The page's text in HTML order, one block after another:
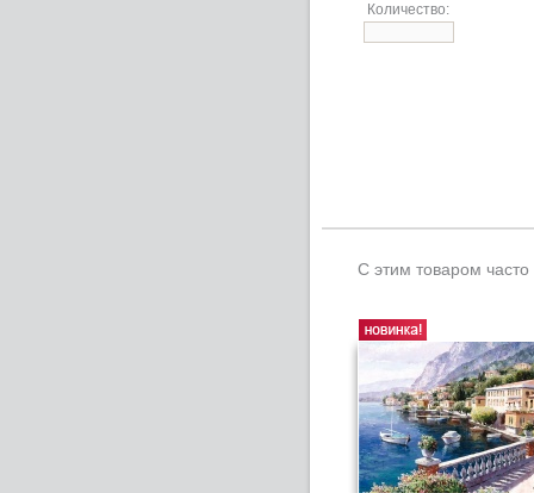
Количество:
С этим товаром часто